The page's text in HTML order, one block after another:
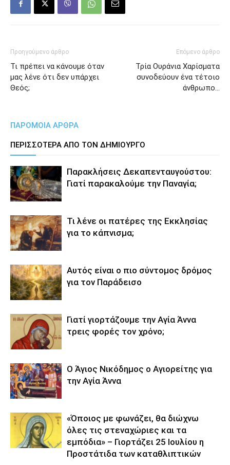
Προηγούμενο άρθρο
Τι πρέπει να κάνουμε όταν
μας λένε ότι δεν υπάρχει
Θεός;
Επόμενο άρθρο
Τρία Ουράνια Χαρίσματα
συνοδεύουν ένα τέτοιο
άνθρωπο…
ΠΑΡΟΜΟΙΑ ΑΡΘΡΑ
ΠΕΡΙΣΣΟΤΕΡΑ ΑΠΟ ΤΟΝ ΔΗΜΙΟΥΡΓΟ
Παρακλήσεις Δεκαπενταυγούστου:
Γιατί παρακαλούμε την Παναγία;
Τι λένε οι πατέρες της Εκκλησίας
για το κάπνισμα;
Αυτός είναι ο πιο σύντομος δρόμος
για τον Παράδεισο
Γιατί γιορτάζουμε την Αγία Άννα
τρεις φορές τον χρόνο;
Ο Άγιος Νικόδημος ο Αγιορείτης για
την Αγία Άννα
«Όποιος με φωνάζει, θα διώχνω
όλες τις στεναχώριες και τα
εμπόδια» – Γιορτάζει 25 Ιουλίου η
Προστάτιδα των καταθλιπτικών